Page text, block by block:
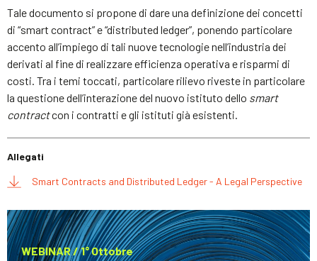
Tale documento si propone di dare una definizione dei concetti
di “smart contract” e “distributed ledger”, ponendo particolare
accento all’impiego di tali nuove tecnologie nell’industria dei
derivati al fine di realizzare efficienza operativa e risparmi di
costi. Tra i temi toccati, particolare rilievo riveste in particolare
la questione dell’interazione del nuovo istituto dello smart
contractcon i contratti e gli istituti già esistenti.
Allegati
Smart Contracts and Distributed Ledger - A Legal Perspective
WEBINAR / 1° Ottobre